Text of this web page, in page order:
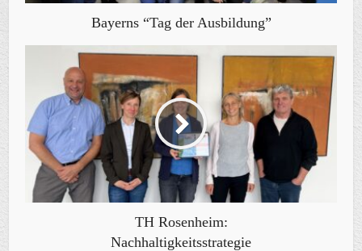
Bayerns “Tag der Ausbildung”
TH Rosenheim:
Nachhaltigkeitsstrategie